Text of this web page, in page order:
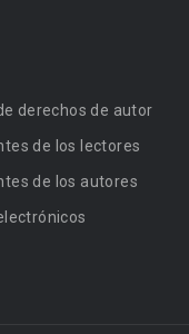
derechos de autor
de los lectores
de los autores